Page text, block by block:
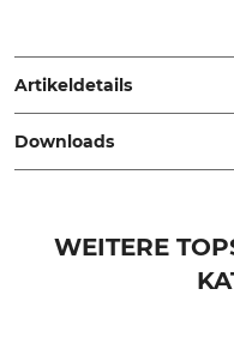
www.grube.de
Artikeldetails
Marke
Tri Saw
für TS 32
Downloads
WEITERE